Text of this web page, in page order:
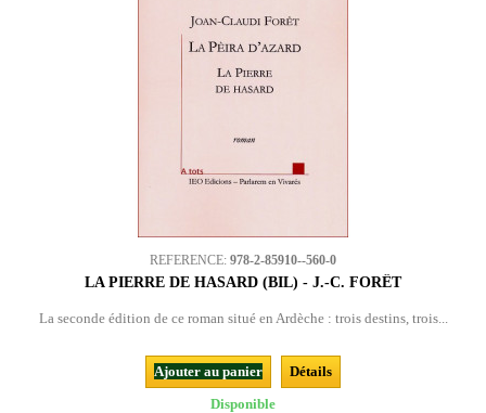
REFERENCE: 978-2-85910--560-0
LA PIERRE DE HASARD (BIL) - J.-C. FORÊT
La seconde édition de ce roman situé en Ardèche : trois destins, trois...
Ajouter au panier
Détails
Disponible